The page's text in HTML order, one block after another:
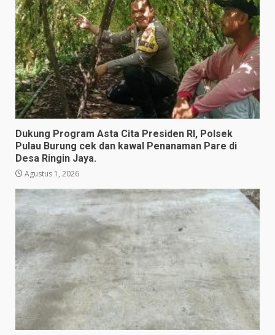
Dukung Program Asta Cita Presiden RI, Polsek
Pulau Burung cek dan kawal Penanaman Pare di
Desa Ringin Jaya.
Agustus 1, 2026